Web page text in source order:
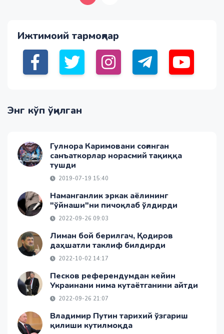
Ижтимоий тармоқлар
Энг кўп ўқилган
Гулнора Каримовани соғинган
санъаткорлар норасмий тақиққа
тушди
2019-07-19 15:40
Наманганлик эркак аёлининг
"ўйнаши"ни пичоқлаб ўлдирди
2022-09-26 09:03
Лиман бой берилгач, Қодиров
даҳшатли таклиф билдирди
2022-10-02 14:17
Песков референдумдан кейин
Украинани нима кутаётганини айтди
2022-09-26 21:07
Владимир Путин тарихий ўзгариш
қилиши кутилмоқда